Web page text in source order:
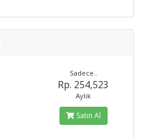
Sadece..
Rp. 254,523
Aylık
Satın Al